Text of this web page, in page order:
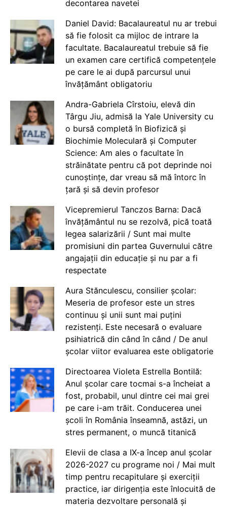
decontarea navetei
Daniel David: Bacalaureatul nu ar trebui
să fie folosit ca mijloc de intrare la
facultate. Bacalaureatul trebuie să fie
un examen care certifică competențele
pe care le ai după parcursul unui
învățământ obligatoriu
Andra-Gabriela Cîrstoiu, elevă din
Târgu Jiu, admisă la Yale University cu
o bursă completă în Biofizică și
Biochimie Moleculară și Computer
Science: Am ales o facultate în
străinătate pentru că pot deprinde noi
cunoștințe, dar vreau să mă întorc în
țară și să devin profesor
Vicepremierul Tanczos Barna: Dacă
învățământul nu se rezolvă, pică toată
legea salarizării / Sunt mai multe
promisiuni din partea Guvernului către
angajații din educație și nu par a fi
respectate
Aura Stănculescu, consilier școlar:
Meseria de profesor este un stres
continuu și unii sunt mai puțini
rezistenți. Este necesară o evaluare
psihiatrică din când în când / De anul
școlar viitor evaluarea este obligatorie
Directoarea Violeta Estrella Bontilă:
Anul școlar care tocmai s-a încheiat a
fost, probabil, unul dintre cei mai grei
pe care i-am trăit. Conducerea unei
școli în România înseamnă, astăzi, un
stres permanent, o muncă titanică
Elevii de clasa a IX-a încep anul școlar
2026-2027 cu programe noi / Mai mult
timp pentru recapitulare și exerciții
practice, iar dirigenția este înlocuită de
materia dezvoltare personală și